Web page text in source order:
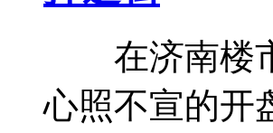
在济南楼市
心照不宣的开